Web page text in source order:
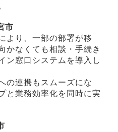
市
より、一部の部署が移
かなくても相談・手続き
ン窓口システムを導入し
の連携もスムーズにな
と業務効率化を同時に実